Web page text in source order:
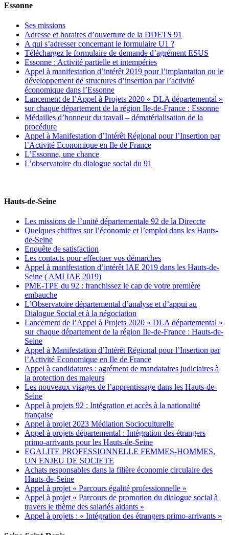
Essonne
Ses missions
Adresse et horaires d’ouverture de la DDETS 91
A qui s’adresser concernant le formulaire U1 ?
Téléchargez le formulaire de demande d’agrément ESUS
Essonne : Activité partielle et intempéries
Appel à manifestation d’intérêt 2019 pour l’implantation ou le
développement de structures d’insertion par l’activité
économique dans l’Essonne
Lancement de l’Appel à Projets 2020 « DLA départemental »
sur chaque département de la région Ile-de-France : Essonne
Médailles d’honneur du travail – dématérialisation de la
procédure
Appel à Manifestation d’Intérêt Régional pour l’Insertion par
l’Activité Economique en Ile de France
L’Essonne, une chance
L’observatoire du dialogue social du 91
Hauts-de-Seine
Les missions de l’unité départementale 92 de la Direccte
Quelques chiffres sur l’économie et l’emploi dans les Hauts-
de-Seine
Enquête de satisfaction
Les contacts pour effectuer vos démarches
Appel à manifestation d’intérêt IAE 2019 dans les Hauts-de-
Seine ( AMI IAE 2019)
PME-TPE du 92 : franchissez le cap de votre première
embauche
L’Observatoire départemental d’analyse et d’appui au
Dialogue Social et à la négociation
Lancement de l’Appel à Projets 2020 « DLA départemental »
sur chaque département de la région Ile-de-France : Hauts-de-
Seine
Appel à Manifestation d’Intérêt Régional pour l’Insertion par
l’Activité Economique en Ile de France
Appel à candidatures : agrément de mandataires judiciaires à
la protection des majeurs
Les nouveaux visages de l’apprentissage dans les Hauts-de-
Seine
Appel à projets 92 : Intégration et accès à la nationalité
française
Appel à projet 2023 Médiation Socioculturelle
Appel à projets départemental : Intégration des étrangers
primo-arrivants pour les Hauts-de-Seine
EGALITE PROFESSIONNELLE FEMMES-HOMMES,
UN ENJEU DE SOCIETE
Achats responsables dans la filière économie circulaire des
Hauts-de-Seine
Appel à projet « Parcours égalité professionnelle »
Appel à projet « Parcours de promotion du dialogue social à
travers le thème des salariés aidants »
Appel à projets : « Intégration des étrangers primo-arrivants »